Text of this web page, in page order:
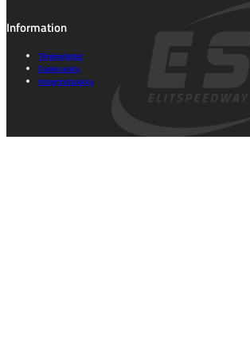
Information
Tillgänglighet
Cookie policy
Integritetspolicy